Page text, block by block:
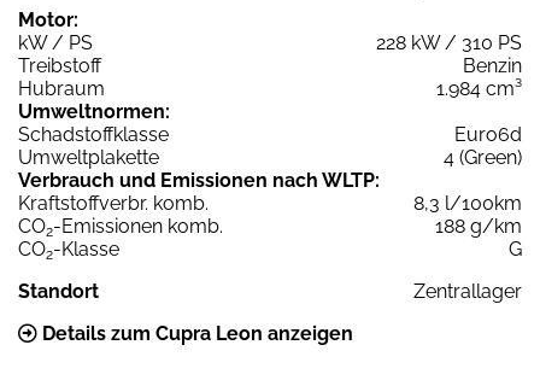
Motor:
kW / PS
228 kW / 310 PS
Treibstoff
Benzin
Hubraum
1.984 cm³
Umweltnormen:
Schadstoffklasse
Euro6d
Umweltplakette
4 (Green)
Verbrauch und Emissionen nach WLTP:
Kraftstoffverbr. komb.
8,3 l/100km
CO2-Emissionen komb.
188 g/km
CO2-Klasse
G
Standort
Zentrallager
Details zum Cupra Leon anzeigen